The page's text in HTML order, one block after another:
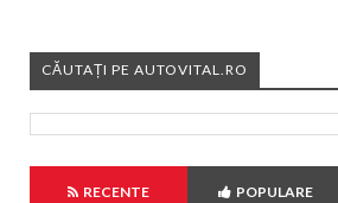
CĂUTAȚI PE AUTOVITAL.RO
RECENTE POPULARE